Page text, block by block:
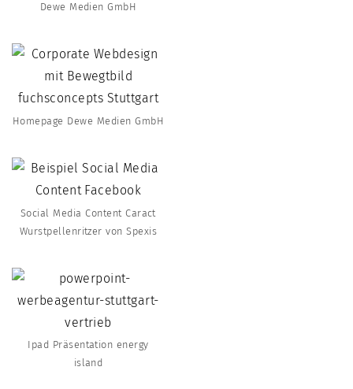
Dewe Medien GmbH
Homepage Dewe Medien GmbH
Social Media Content Caract
Wurstpellenritzer von Spexis
Ipad Präsentation energy
island